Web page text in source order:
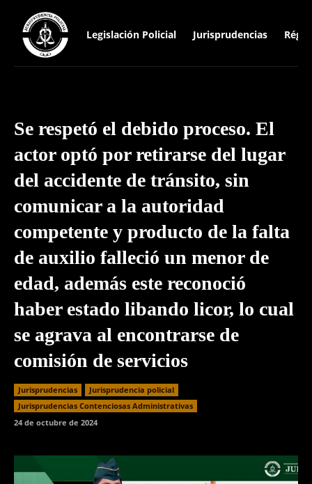
Legislación Policial Jurisprudencias
Se respetó el debido proceso. El
actor optó por retirarse del lugar
del accidente de tránsito, sin
comunicar a la autoridad
competente y producto de la falta
de auxilio falleció un menor de
edad, además este reconoció
haber estado libando licor, lo cual
se agrava al encontrarse de
comisión de servicios
Jurisprudencias
Jurisprudencia policial
Jurisprudencias Contenciosas Administrativas
24 de octubre de 2024